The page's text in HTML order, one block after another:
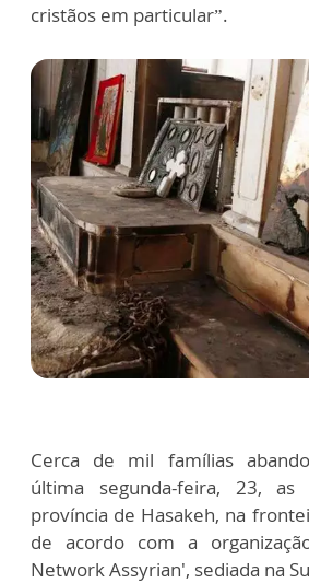
cristãos em particular”.
Cerca de mil famílias
última segunda-feira, 23, as
província de Hasakeh, na
de acordo com a
Network Assyrian', sediada na